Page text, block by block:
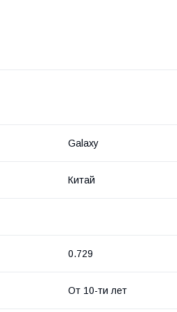
Galaxy
Китай
0.729
От 10-ти лет